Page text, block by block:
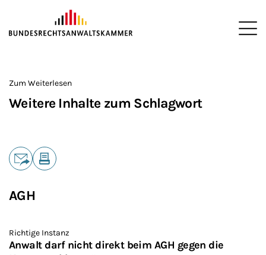
ZUM HAUPTINHALT SPRINGEN
Zum Weiterlesen
Weitere Inhalte zum Schlagwort
Teilen
AGH
Richtige Instanz
Anwalt darf nicht direkt beim AGH gegen die